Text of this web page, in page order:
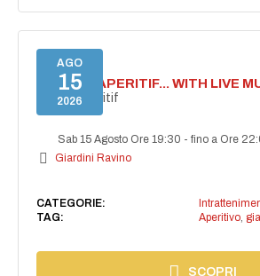
AGO
15
2026
SECRET APERITIF... WITH LIVE
Secret aperitif
Sab 15 Agosto Ore 19:30 -fino a Ore
Giardini Ravino
CATEGORIE:
TAG:
Aperitivo,
SCOPRI